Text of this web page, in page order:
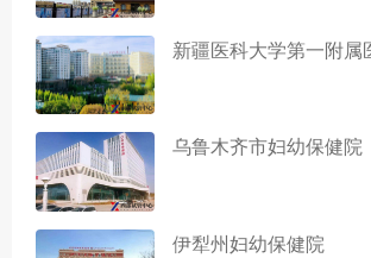
新疆医科大学第一附属
乌鲁木齐市妇幼保健院
伊犁州妇幼保健院